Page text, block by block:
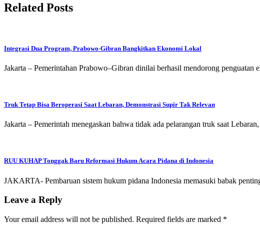
Related Posts
Integrasi Dua Program, Prabowo-Gibran Bangkitkan Ekonomi Lokal
Jakarta – Pemerintahan Prabowo–Gibran dinilai berhasil mendorong
Truk Tetap Bisa Beroperasi Saat Lebaran, Demonstrasi Supir Tak Relevan
Jakarta – Pemerintah menegaskan bahwa tidak ada pelarangan truk saat
RUU KUHAP Tonggak Baru Reformasi Hukum Acara Pidana di Indonesia
JAKARTA- Pembaruan sistem hukum pidana Indonesia memasuki babak
Leave a Reply
Your email address will not be published. Required fields are marked *